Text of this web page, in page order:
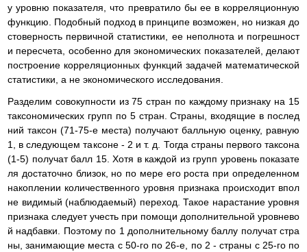
у уровню показателя, что превратило бы ее в корреляционную
функцию. Подобный подход в принципе возможен, но низкая до
стоверность первичной статистики, ее неполнота и погрешност
и пересчета, особенно для экономических показателей, делают
построение корреляционных функций задачей математической
статистики, а не экономического исследования.
Разделим совокупности из 75 стран по каждому признаку на 15
таксономических групп по 5 стран. Страны, входящие в послед
ний таксон (71-75-е места) получают балльную оценку, равную
1, в следующем таксоне - 2 и т. д. Тогда страны первого таксона
(1-5) получат балл 15. Хотя в каждой из групп уровень показате
ля достаточно близок, но по мере его роста при определенном
накоплении количественного уровня признака происходит впол
не видимый (наблюдаемый) переход. Такое нарастание уровня
признака следует учесть при помощи дополнительной уровнево
й надбавки. Поэтому по 1 дополнительному баллу получат стра
ны, занимающие места с 50-го по 26-е, по 2 - страны с 25-го по